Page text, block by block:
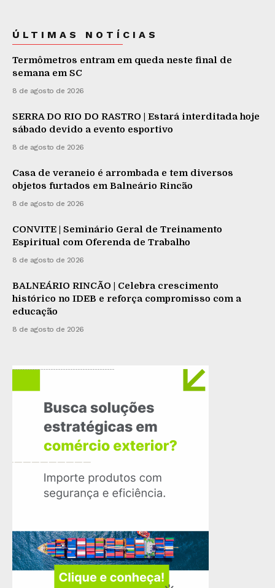
ÚLTIMAS NOTÍCIAS
Termômetros entram em queda neste final de
semana em SC
8 de agosto de 2026
SERRA DO RIO DO RASTRO | Estará interditada hoje
sábado devido a evento esportivo
8 de agosto de 2026
Casa de veraneio é arrombada e tem diversos
objetos furtados em Balneário Rincão
8 de agosto de 2026
CONVITE | Seminário Geral de Treinamento
Espiritual com Oferenda de Trabalho
8 de agosto de 2026
BALNEÁRIO RINCÃO | Celebra crescimento
histórico no IDEB e reforça compromisso com a
educação
8 de agosto de 2026